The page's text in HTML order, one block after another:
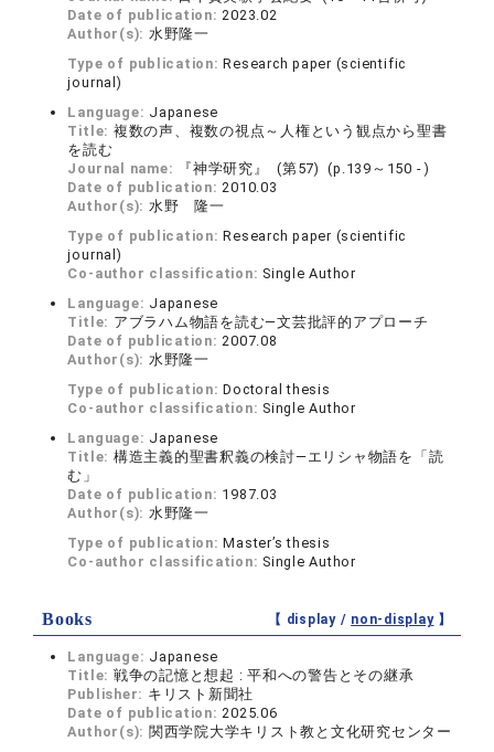
Date of publication:2023.02
Author(s): 水野隆一
Type of publication:Research paper (scientific
journal)
Language: Japanese
Title: 複数の声、複数の視点～人権という観点から聖書
を読む
Journal name:
『神学研究』 (第57) (p.139～150 - )
Date of publication:2010.03
Author(s): 水野 隆一
Type of publication:Research paper (scientific
journal)
Co-author classification: Single Author
Language: Japanese
Title: アブラハム物語を読む—文芸批評的アプローチ
Date of publication:2007.08
Author(s): 水野隆一
Type of publication:Doctoral thesis
Co-author classification: Single Author
Language: Japanese
Title: 構造主義的聖書釈義の検討—エリシャ物語を「読
む」
Date of publication: 1987.03
Author(s): 水野隆一
Type of publication:Master’s thesis
Co-author classification: Single Author
Books 【 display / non-display】
Language: Japanese
Title: 戦争の記憶と想起 : 平和への警告とその継承
Publisher: キリスト新聞社
Date of publication:2025.06
Author(s): 関西学院大学キリスト教と文化研究センター